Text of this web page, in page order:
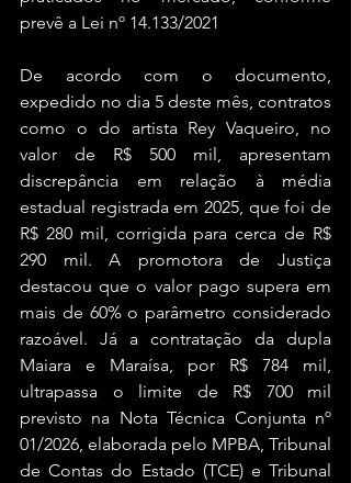
prevê a Lei nº 14.133/2021
De acordo com o documento,
expedido no dia 5 deste mês, contratos
como o do artista Rey Vaqueiro, no
valor de R$ 500 mil, apresentam
discrepância em relação à média
estadual registrada em 2025, que foi de
R$ 280 mil, corrigida para cerca de R$
290 mil. A promotora de Justiça
destacou que o valor pago supera em
mais de 60% o parâmetro considerado
razoável. Já a contratação da dupla
Maiara e Maraísa, por R$ 784 mil,
ultrapassa o limite de R$ 700 mil
previsto na Nota Técnica Conjunta nº
01/2026, elaborada pelo MPBA, Tribunal
de Contas do Estado (TCE) e Tribunal